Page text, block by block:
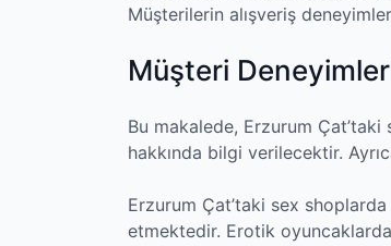
Müşterilerin alışveriş
Müşteri
Bu makalede, Erzurum
hakkında bilgi verilecektir.
Erzurum Çat’taki sex
etmektedir. Erotik